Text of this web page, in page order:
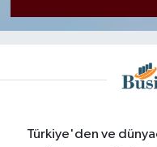
Türkiye'den ve